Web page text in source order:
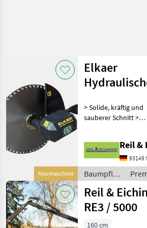
Neumaschine
Elkaer
HKL
> Solide, kräftig und
sauberer Schnitt >
Gewicht > 800 mm
Arbeitsbreite > ideal,
Sträucher und
oben ab
Reil &
93149
Baumpflege
/ Elkaer
Reil &
RE3 / 5000
160 cm